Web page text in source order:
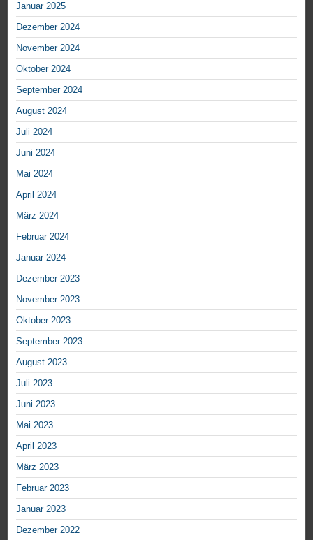
Januar 2025
Dezember 2024
November 2024
Oktober 2024
September 2024
August 2024
Juli 2024
Juni 2024
Mai 2024
April 2024
März 2024
Februar 2024
Januar 2024
Dezember 2023
November 2023
Oktober 2023
September 2023
August 2023
Juli 2023
Juni 2023
Mai 2023
April 2023
März 2023
Februar 2023
Januar 2023
Dezember 2022